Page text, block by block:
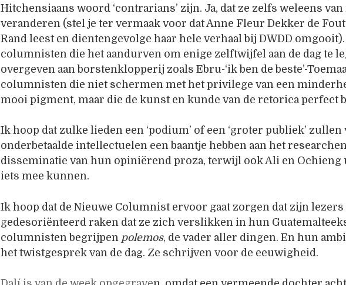
Hitchensiaans woord ‘contrarians’ zijn. Ja, dat ze zelfs weleens
veranderen (stel je ter vermaak voor dat Anne Fleur Dekker de
Rand leest en dientengevolge haar hele verhaal bij DWDD
columnisten die het aandurven om enige zelftwijfel aan de dag te
overgeven aan borstenklopperij zoals Ebru-‘ik ben de beste’-
columnisten die niet schermen met het privilege van een
mooi pigment, maar die de kunst en kunde van de retorica perfect
Ik hoop dat zulke lieden een ‘podium’ of een ‘groter publiek’
onderbetaalde intellectuelen een baantje hebben aan het
disseminatie van hun opiniërend proza, terwijl ook Ali en Ochieng
iets mee kunnen.
Ik hoop dat de Nieuwe Columnist ervoor gaat zorgen dat zijn
gedesoriënteerd raken dat ze zich verslikken in hun
columnisten begrijpen polemos, de vader aller dingen. En hun
het twistgesprek van de dag. Ze schrijven voor de eeuwigheid.